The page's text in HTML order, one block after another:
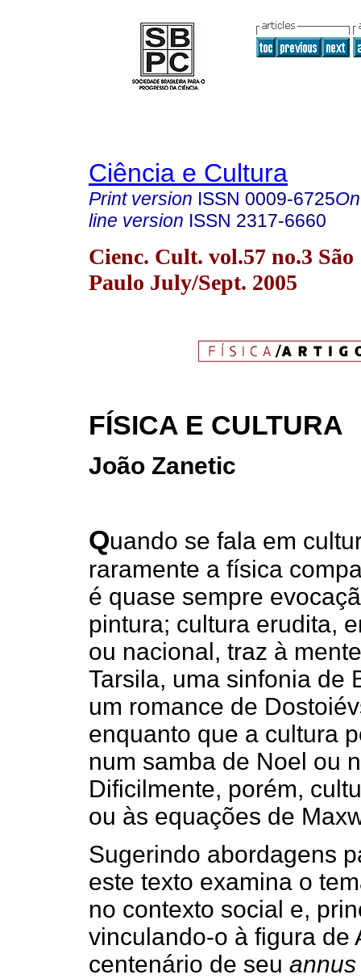
Ciência e Cultura
Print version ISSN 0009-6725
line version ISSN 2317-6660
Cienc. Cult. vol.57 no.3 São
Paulo July/Sept. 2005
FÍSICA E CULTURA
João Zanetic
Quando se fala em
raramente a física
é quase sempre
pintura; cultura erudita,
ou nacional, traz à
Tarsila, uma sinfonia de
um romance de
enquanto que a cultura
num samba de Noel ou
Dificilmente, porém,
ou às equações de
Sugerindo abordagens
este texto examina o
no contexto social e,
vinculando-o à figura de
centenário de seu